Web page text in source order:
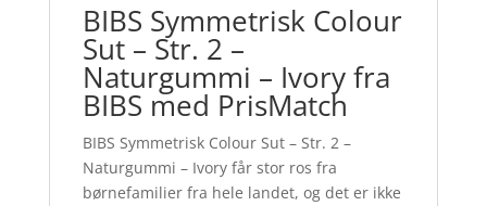
BIBS Symmetrisk Colour
Sut – Str. 2 –
Naturgummi – Ivory fra
BIBS med PrisMatch
BIBS Symmetrisk Colour Sut – Str. 2 –
Naturgummi – Ivory får stor ros fra
børnefamilier fra hele landet, og det er ikke